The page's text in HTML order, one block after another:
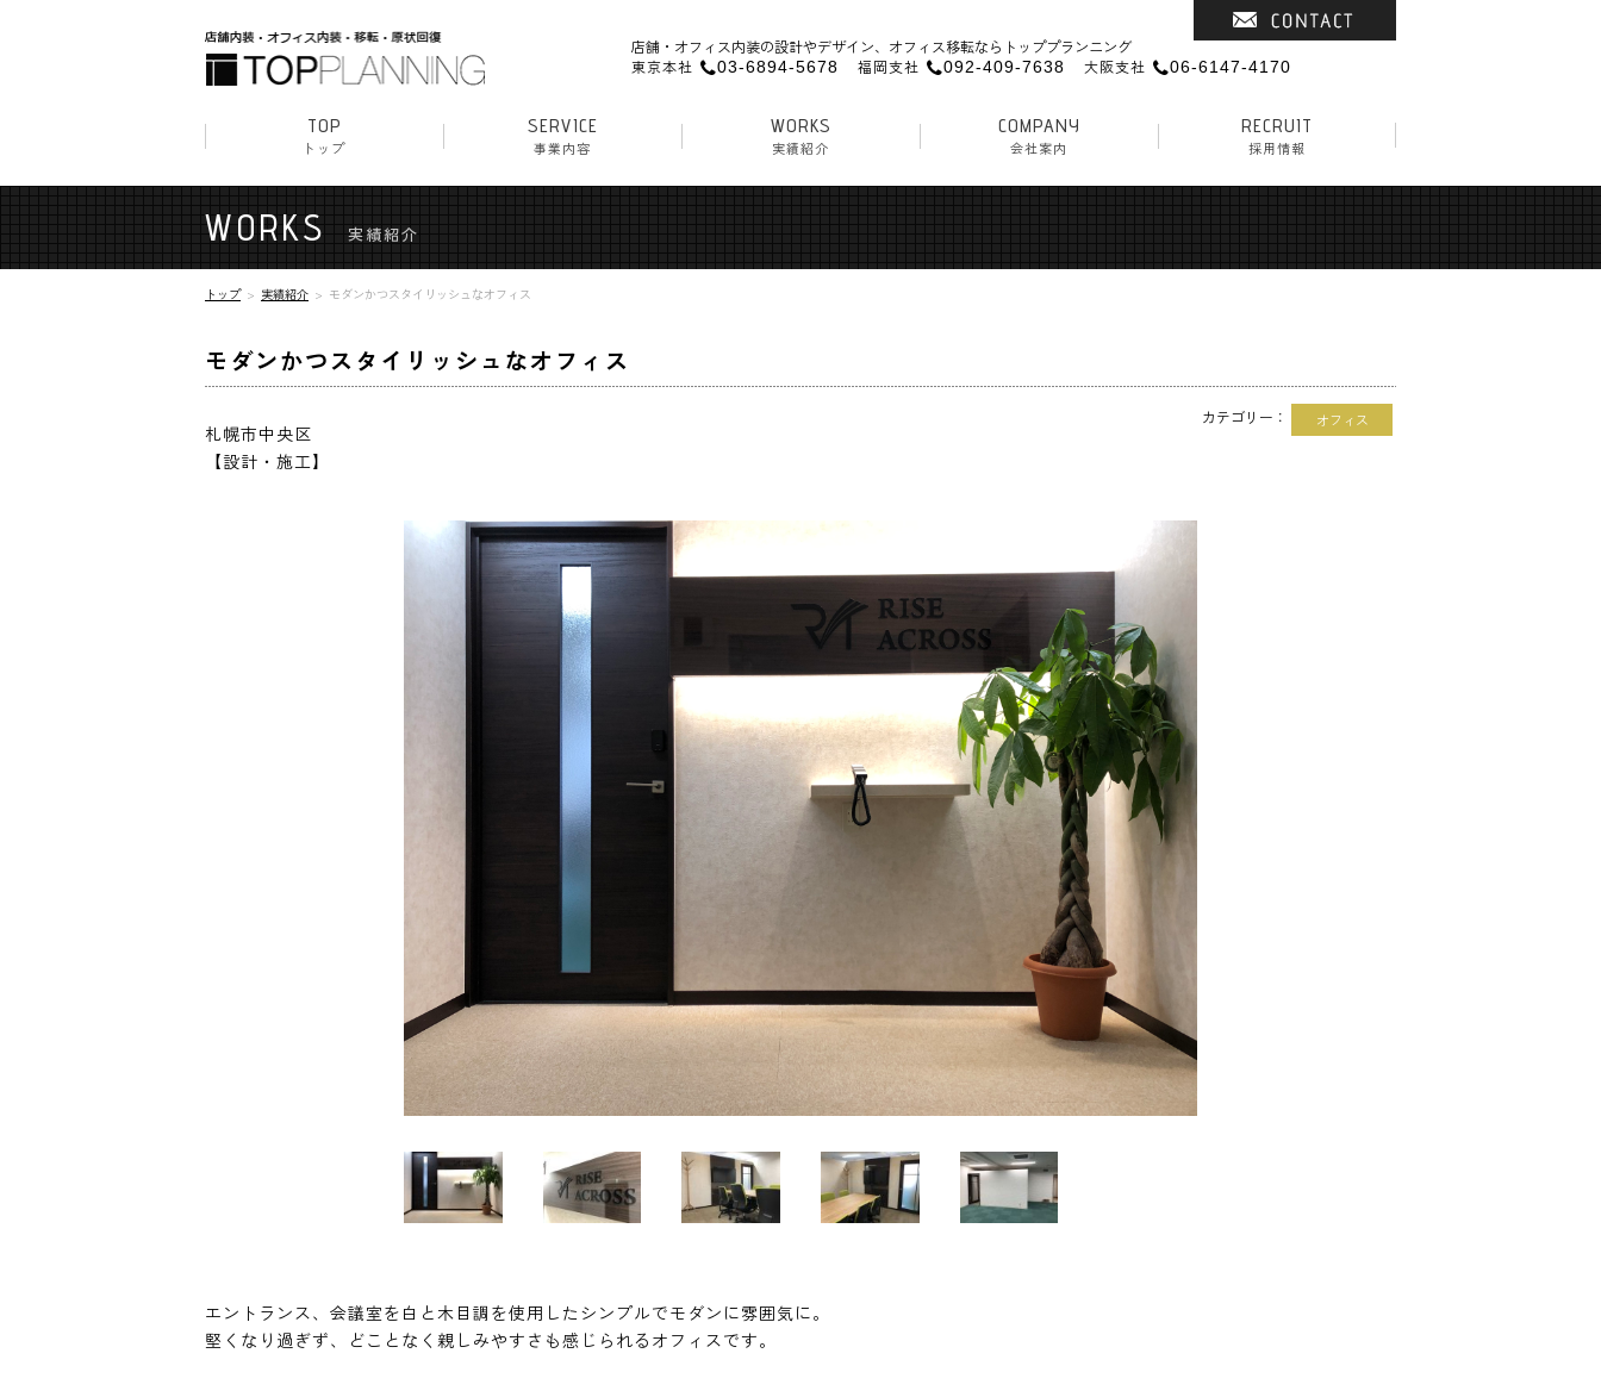
店舗・オフィス内装の設計やデザイン、オフィス移転ならトッププランニング
東京本社
03-6894-5678 福岡支社 092-409-7638 大阪支社 06-6147-4170
TOP
トップ
SERVICE
事業内容
店舗内装
クリニック内装
美容室・ヘアサロン内装
オフィス内装・移転
原状回復
WORKS
実績紹介
COMPANY
会社案内
RECRUIT
採用情報
WORKS 実績紹介
トップ 実績紹介 モダンかつスタイリッシュなオフィス
モダンかつスタイリッシュなオフィス
オフィス
札幌市中央区
【設計・施工】
エントランス、会議室を白と木目調を使用したシンプルでモダンに雰囲気に。
堅くなり過ぎず、どことなく親しみやすさも感じられるオフィスです。